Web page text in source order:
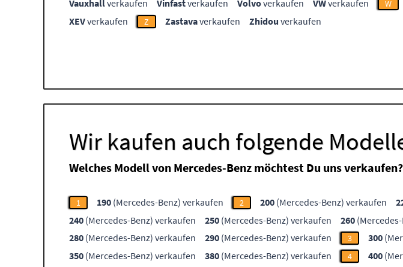
Vauxhallverkaufen Vinfastverkaufen Volvoverkaufen VWverkaufen W
XEVverkaufen Z Zastavaverkaufen Zhidou verkaufen
Wir kaufen auch folgende
Welches Modell von Mercedes-Benz möchtest Du uns verkaufen?
1 190 (Mercedes-Benz) verkaufen 2 200 (Mercedes-Benz) verkaufen
240 (Mercedes-Benz) verkaufen 250 (Mercedes-Benz) verkaufen 260
280 (Mercedes-Benz) verkaufen 290 (Mercedes-Benz) verkaufen 3 300
350 (Mercedes-Benz) verkaufen 380 (Mercedes-Benz) verkaufen 4 400